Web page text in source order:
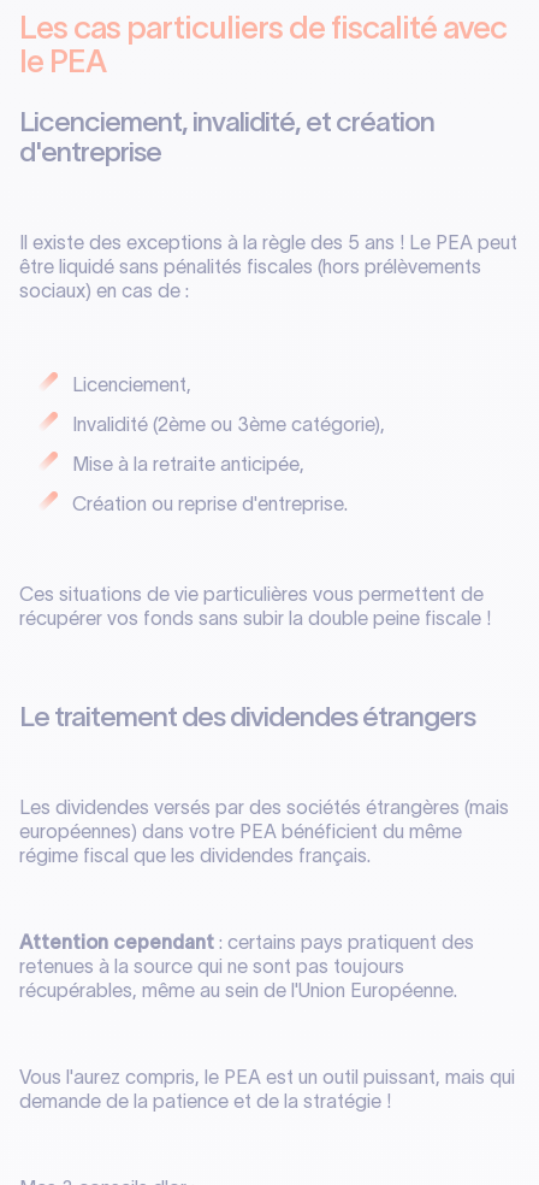
Les cas particuliers de fiscalité avec
le PEA
Licenciement, invalidité, et création
d'entreprise
Il existe des exceptions à la règle des 5 ans ! Le PEA peut
être liquidé sans pénalités fiscales (hors prélèvements
sociaux) en cas de :
Licenciement,
Invalidité (2ème ou 3ème catégorie),
Mise à la retraite anticipée,
Création ou reprise d'entreprise.
Ces situations de vie particulières vous permettent de
récupérer vos fonds sans subir la double peine fiscale !
Le traitement des dividendes étrangers
Les dividendes versés par des sociétés étrangères (mais
européennes) dans votre PEA bénéficient du même
régime fiscal que les dividendes français.
Attention cependant : certains pays pratiquent des
retenues à la source qui ne sont pas toujours
récupérables, même au sein de l'Union Européenne.
Vous l'aurez compris, le PEA est un outil puissant, mais qui
demande de la patience et de la stratégie !